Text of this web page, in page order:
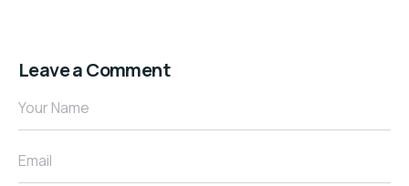
Leave a Comment
Your Name
Email